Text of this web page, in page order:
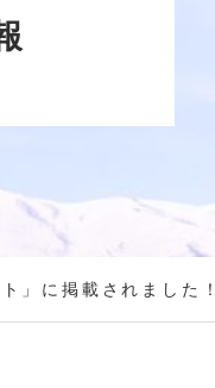
」に掲載されました